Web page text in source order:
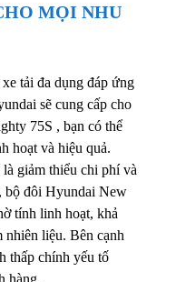
MỌI NHU
tải đa dụng đáp ứng
sẽ cung cấp cho
75S , bạn có thể
hoạt và hiệu quả.
giảm thiểu chi phí và
bộ đôi Hyundai New
tính linh hoạt, khả
nhiên liệu. Bên cạnh
thấp chính yếu tố